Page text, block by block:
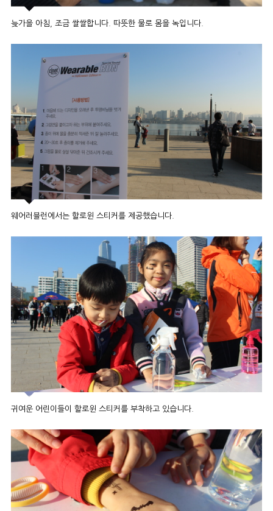
늦가을 아침, 조금 쌀쌀합니다. 따뜻한 물로 몸을 녹입니다.
웨어러블런에서는 할로윈 스티커를 제공했습니다.
귀여운 어린이들이 할로윈 스티커를 부착하고 있습니다.